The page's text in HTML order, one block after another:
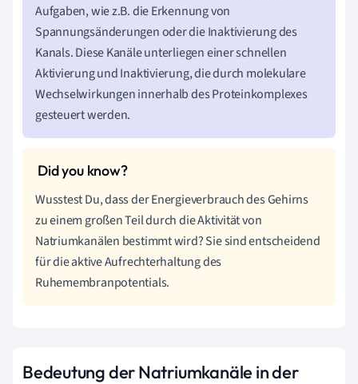
Aufgaben, wie z.B. die Erkennung von
Spannungsänderungen oder die Inaktivierung des
Kanals. Diese Kanäle unterliegen einer schnellen
Aktivierung und Inaktivierung, die durch molekulare
Wechselwirkungen innerhalb des Proteinkomplexes
gesteuert werden.
Wusstest Du, dass der Energieverbrauch des Gehirns
zu einem großen Teil durch die Aktivität von
Natriumkanälen bestimmt wird? Sie sind entscheidend
für die aktive Aufrechterhaltung des
Ruhemembranpotentials.
Bedeutung der Natriumkanäle in der